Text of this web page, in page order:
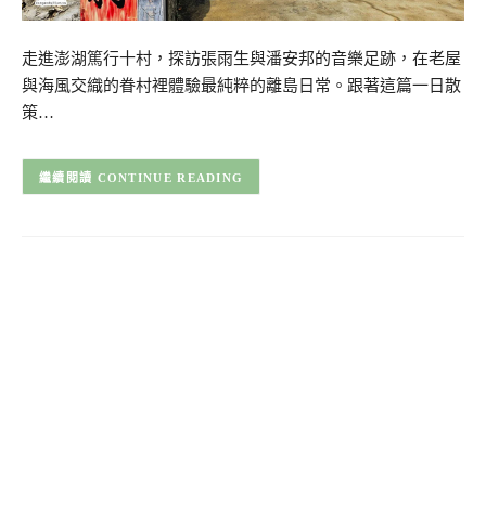
走進澎湖篤行十村，探訪張雨生與潘安邦的音樂足跡，在老屋
與海風交織的眷村裡體驗最純粹的離島日常。跟著這篇一日散
策…
CONTINUE READING